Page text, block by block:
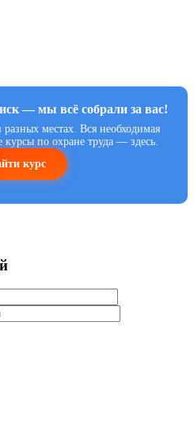
— мы всё собрали за вас!
местах. Вся необходимая
по охране труда — здесь.
курс